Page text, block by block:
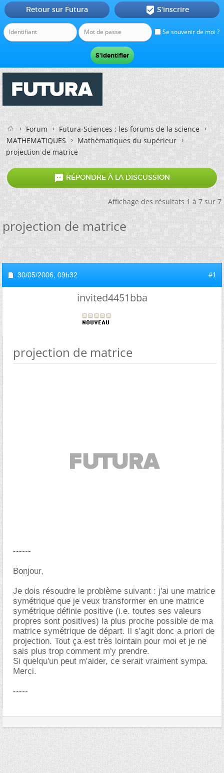
Se souvenir de moi ?
Retour sur Futura  S'inscrire
Forum
Futura-Sciences : les forums de la science
MATHEMATIQUES
Mathématiques du supérieur
projection de matrice
 RÉPONDRE À LA DISCUSSION
Affichage des résultats 1 à 7 sur 7
projection de matrice
30/05/2006, 09h32 #1
invited4451bba
projection de matrice
------
Bonjour,
Je dois résoudre le problème suivant : j'ai une matrice
symétrique que je veux transformer en une matrice
symétrique définie positive (i.e. toutes ses valeurs
propres sont positives) la plus proche possible de ma
matrice symétrique de départ. Il s'agit donc a priori de
projection. Tout ça est très lointain pour moi et je ne
sais plus trop comment m'y prendre.
Si quelqu'un peut m'aider, ce serait vraiment sympa.
Merci.
-----